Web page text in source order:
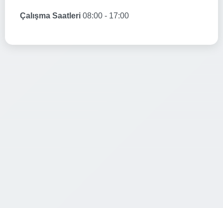
Çalışma Saatleri 08:00 - 17:00